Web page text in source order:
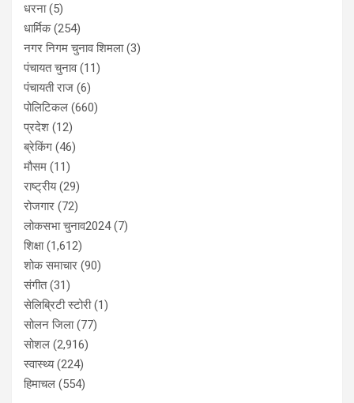
धरना(5)
धार्मिक(254)
नगर निगम चुनाव शिमला(3)
पंचायत चुनाव(11)
पंचायती राज (6)
पोलिटिकल (660)
प्रदेश (12)
ब्रेकिंग (46)
मौसम (11)
राष्ट्रीय(29)
रोजगार (72)
लोकसभा चुनाव2024(7)
शिक्षा(1,612)
शोक समाचार (90)
संगीत(31)
सेलिब्रिटी स्टोरी(1)
सोलन जिला(77)
सोशल (2,916)
स्वास्थ्य(224)
हिमाचल (554)